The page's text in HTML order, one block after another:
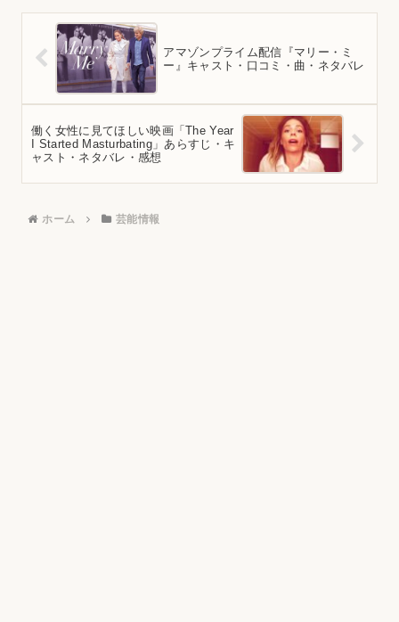
アマゾンプライム配信『マリー・ミ
ー』キャスト・口コミ・曲・ネタバレ
働く女性に見てほしい映画「The Year
I Started Masturbating」あらすじ・キ
ャスト・ネタバレ・感想
ホーム 芸能情報